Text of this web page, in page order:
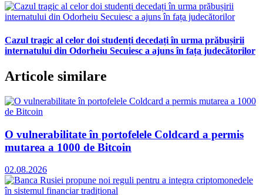
Cazul tragic al celor doi studenți decedați în urma prăbușirii
internatului din Odorheiu Secuiesc a ajuns în fața judecătorilor
Articole similare
O vulnerabilitate în portofelele Coldcard a permis
mutarea a 1000 de Bitcoin
02.08.2026